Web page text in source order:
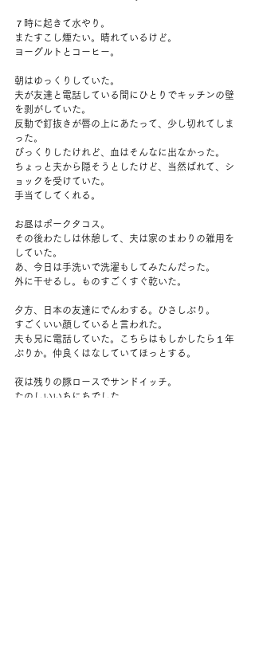
７時に起きて水やり。
またすこし煙たい。晴れているけど。
ヨーグルトとコーヒー。
朝はゆっくりしていた。
夫が友達と電話している間にひとりでキッチンの壁
を剥がしていた。
反動で釘抜きが唇の上にあたって、少し切れてしま
った。
びっくりしたけれど、血はそんなに出なかった。
ちょっと夫から隠そうとしたけど、当然ばれて、シ
ョックを受けていた。
手当てしてくれる。
お昼はポークタコス。
その後わたしは休憩して、夫は家のまわりの雑用を
していた。
あ、今日は手洗いで洗濯もしてみたんだった。
外に干せるし。ものすごくすぐ乾いた。
夕方、日本の友達にでんわする。ひさしぶり。
すごくいい顔していると言われた。
夫も兄に電話していた。こちらはもしかしたら１年
ぶりか。仲良くはなしていてほっとする。
夜は残りの豚ロースでサンドイッチ。
たのしいいちにちでした。